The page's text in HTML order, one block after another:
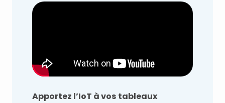
Apportez l’IoT à vos tableaux